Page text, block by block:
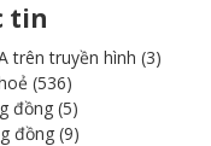
tin
trên truyền hình (3)
(536)
đồng(5)
đồng(9)